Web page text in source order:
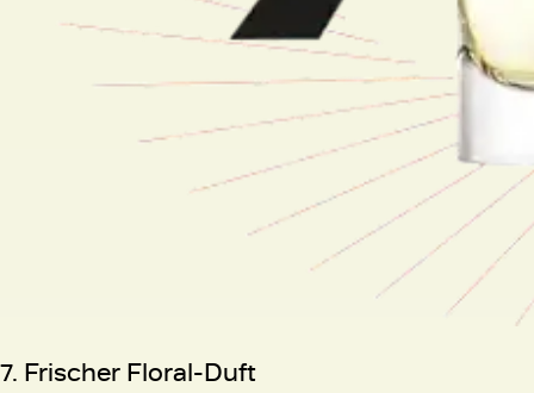
7. Frischer Floral-Duft